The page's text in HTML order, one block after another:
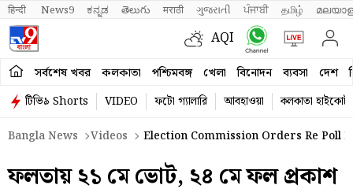
हिन्दी News9 ಕನ್ನಡ తెలుగు मराठी ગુજરાતી ਪੰਜਾਬੀ தமிழ்
AQI
সর্বশেষ খবর কলকাতা পশ্চিমবঙ্গ খেলা বিনোদন ব্যবসা দেশ
টিভি৯ Shorts VIDEO ফটো গ্যালারি আবহাওয়া
কলকাতা হাইকোর্ট
Bangla News
Videos Election Commission Orders Re Poll
ফলতায় ২১ মে ভোট, ২৪ মে ফল প্রকাশ